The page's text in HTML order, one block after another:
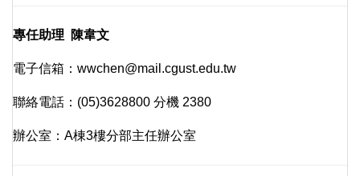
專任助理 陳韋文
電子信箱：wwchen@mail.cgust.edu.tw
聯絡電話：(05)3628800 分機 2380
辦公室：A棟3樓分部主任辦公室